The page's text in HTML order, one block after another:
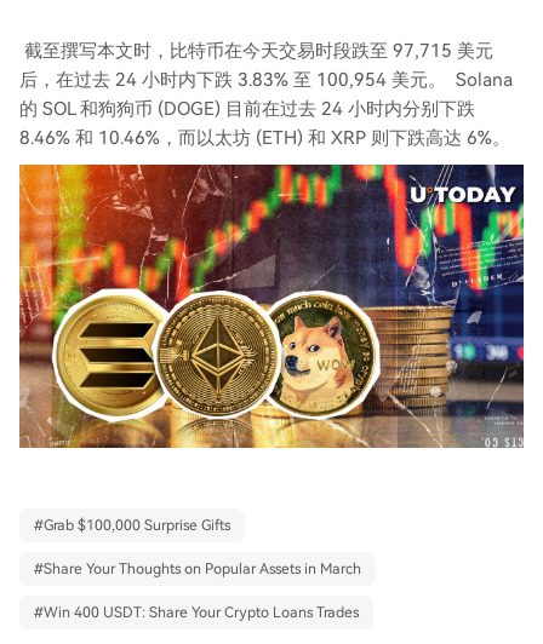
截至撰写本文时，比特币在今天交易时段跌至 97,715 美元
后，在过去 24 小时内下跌 3.83% 至 100,954 美元。 Solana
的 SOL 和狗狗币 (DOGE) 目前在过去 24 小时内分别下跌
8.46% 和 10.46%，而以太坊 (ETH) 和 XRP 则下跌高达 6%。
#Grab $100,000 Surprise Gifts
#Share Your Thoughts on Popular Assets in March
#Win 400 USDT: Share Your Crypto Loans Trades